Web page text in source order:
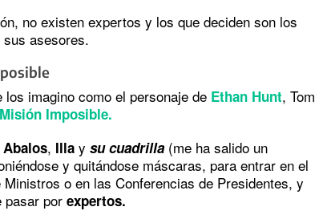
no existen expertos y los que deciden son los
asesores.
los imagino como el personaje de Ethan Hunt, Tom
Misión Imposible.
Abalos, Illa y su cuadrilla (me ha salido un
y quitándose máscaras, para entrar en el
Ministros o en las Conferencias de Presidentes, y
pasar por expertos.